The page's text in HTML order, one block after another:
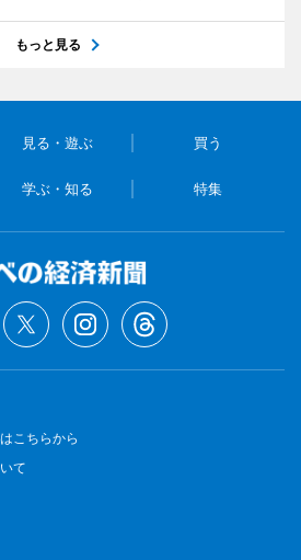
もっと見る
見る・遊ぶ 買う
学ぶ・知る 特集
こちらから
て